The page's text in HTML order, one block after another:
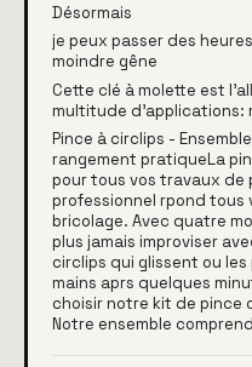
Désormais
je peux passer des
moindre gêne
Cette clé à molette est
multitude d'applications:
Pince à circlips -
rangement pratiqueLa
pour tous vos travaux de
professionnel rpond tous
bricolage. Avec quatre
plus jamais improviser
circlips qui glissent ou
mains aprs quelques
choisir notre kit de pince
Notre ensemble comprend